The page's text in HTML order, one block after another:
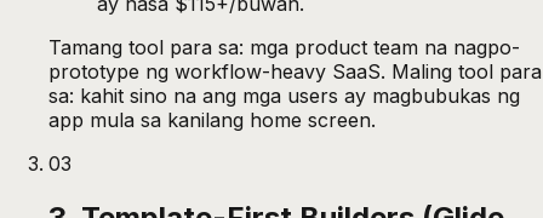
Tamang tool para sa: mga product team na nagpo-
prototype ng workflow-heavy SaaS. Maling tool para
sa: kahit sino na ang mga users ay magbubukas ng
app mula sa kanilang home screen.
03